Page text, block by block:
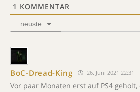
1 KOMMENTAR
neuste
BoC-Dread-King 26. Juni 2021 22:31
Vor paar Monaten erst auf PS4